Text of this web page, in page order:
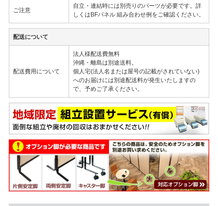
ご注意
自立・連結時には別売りのパーツが必要です。詳
しくはBFパネル 組み合わせ例をご確認ください。
配送について
配送費用について
法人様配送費無料
沖縄・離島は別途送料。
個人宅(法人名または屋号の記載がされていない)
へのお届けには別途配送料が発生いたしますの
で、予めご了承ください。